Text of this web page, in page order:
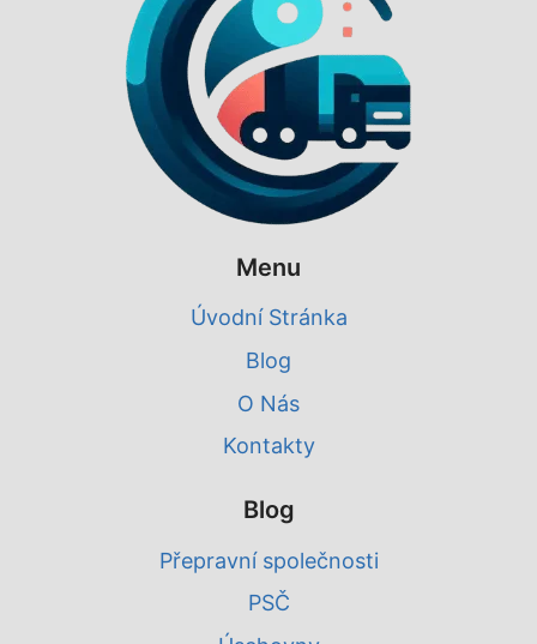
Menu
Úvodní Stránka
Blog
O Nás
Kontakty
Blog
Přepravní společnosti
PSČ